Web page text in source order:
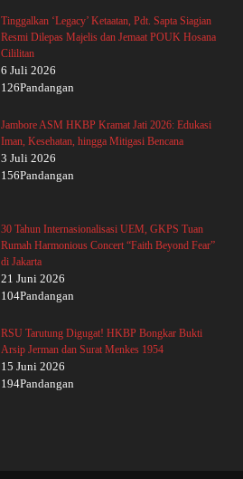
Tinggalkan ‘Legacy’ Ketaatan, Pdt. Sapta Siagian
Resmi Dilepas Majelis dan Jemaat POUK Hosana
Cililitan
6 Juli 2026
126Pandangan
Jambore ASM HKBP Kramat Jati 2026: Edukasi
Iman, Kesehatan, hingga Mitigasi Bencana
3 Juli 2026
156Pandangan
30 Tahun Internasionalisasi UEM, GKPS Tuan
Rumah Harmonious Concert “Faith Beyond Fear”
di Jakarta
21 Juni 2026
104Pandangan
RSU Tarutung Digugat! HKBP Bongkar Bukti
Arsip Jerman dan Surat Menkes 1954
15 Juni 2026
194Pandangan